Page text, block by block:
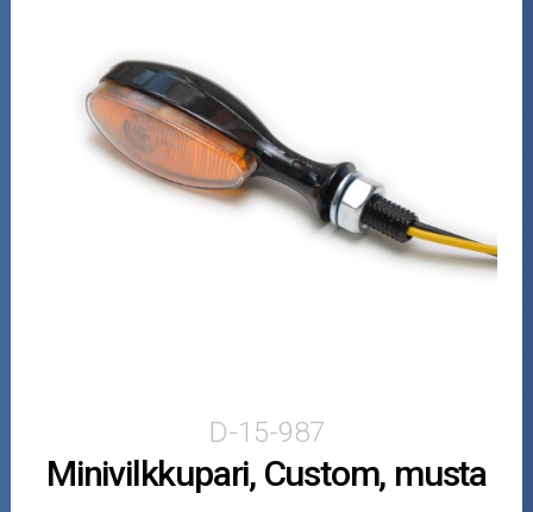
Moottorikelkan osat
D-15-987
Minivilkkupari, Custom, musta